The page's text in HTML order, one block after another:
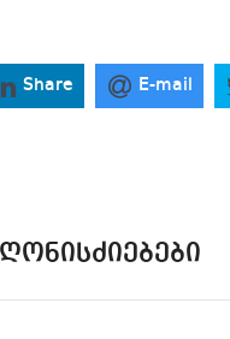
Share E-mail